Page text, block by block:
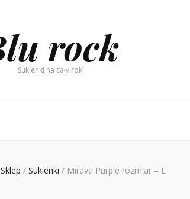
rock
Sukienki na cały rok!
Sklep / Sukienki / Mirava Purple rozmiar – L